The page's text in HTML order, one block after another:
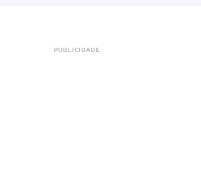
PUBLICIDADE